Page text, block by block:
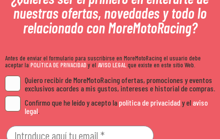
nuestras ofertas, novedades y todo lo
relacionado con MoreMotoRacing?
Antes de enviar el formulario para suscribirse en MoreMotoRacing el usuario debe
aceptar la POLÍTICA DE PRIVACIDADy el AVISO LEGALque existe en este sitio Web.
Quiero recibir de MoreMotoRacing ofertas, promociones y eventos
exclusivos acordes a mis gustos, intereses e historial de compras.
Confirmo que he leído y acepto la política de privacidady el aviso
legal.